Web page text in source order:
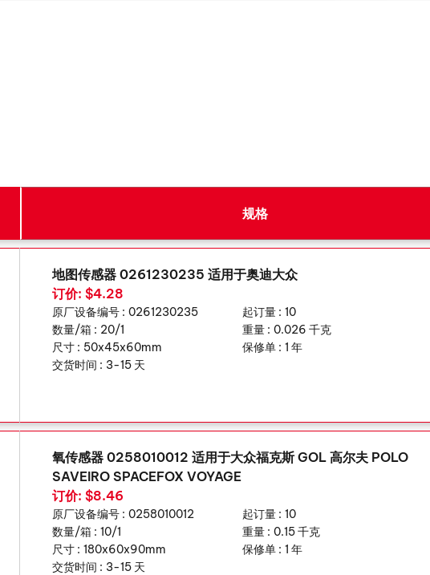
规格
地图传感器 0261230235 适用于奥迪大众
订价: $4.28
原厂设备编号 : 0261230235 起订量 : 10
数量/箱 : 20/1 重量 : 0.026 千克
尺寸 : 50x45x60mm 保修单 : 1 年
交货时间 : 3-15 天
氧传感器 0258010012 适用于大众福克斯 GOL 高尔夫 POLO
SAVEIRO SPACEFOX VOYAGE
订价: $8.46
原厂设备编号 : 0258010012 起订量 : 10
数量/箱 : 10/1 重量 : 0.15 千克
尺寸 : 180x60x90mm 保修单 : 1 年
交货时间 : 3-15 天